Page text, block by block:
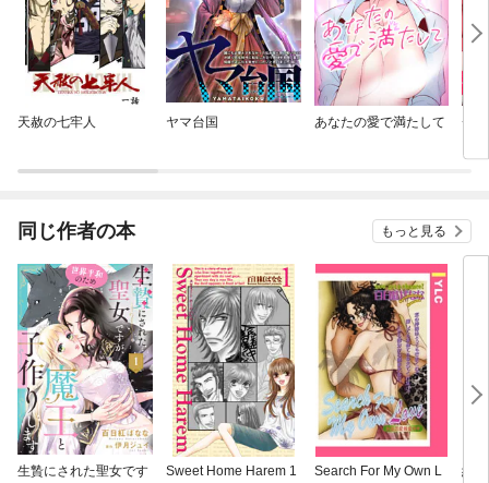
天赦の七牢人 ヤマ台国 あなたの愛で満たして
チ
エ
同じ作者の本 もっと見る
生贄にされた聖女です
Sweet Home Harem 1
Search For My Own L
純